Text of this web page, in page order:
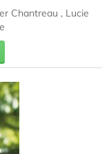
Chantreau , Lucie